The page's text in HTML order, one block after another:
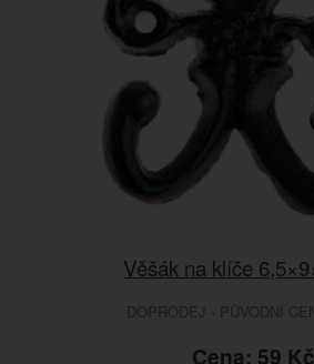
Věšák na klíče
DOPRODEJ - PŮVODNÍ
Cena: 59 Kč